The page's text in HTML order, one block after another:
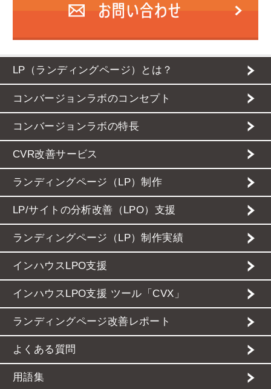
LP（ランディングページ）とは？
コンバージョンラボのコンセプト
コンバージョンラボの特長
CVR改善サービス
ランディングページ（LP）制作
LP/サイトの分析改善（LPO）支援
ランディングページ（LP）制作実績
インハウスLPO支援
インハウスLPO支援 ツール「CVX」
ランディングページ改善レポート
よくある質問
用語集